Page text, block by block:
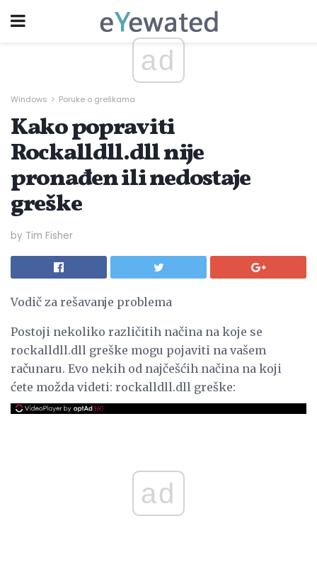
ad
Windows Poruke o greškama
Kako popraviti
Rockalldll.dll nije
pronađen ili nedostaje
greške
by Tim Fisher
Vodič za rešavanje problema
Postoji nekoliko različitih načina na koje se
rockalldll.dll greške mogu pojaviti na vašem
računaru. Evo nekih od najčešćih načina na koji
ćete možda videti: rockalldll.dll greške:
ad